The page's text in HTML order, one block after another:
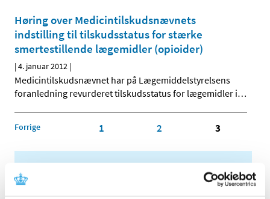
Høring over Medicintilskudsnævnets
indstilling til tilskudsstatus for stærke
smertestillende lægemidler (opioider)
|4. januar 2012 |
Medicintilskudsnævnet har på Lægemiddelstyrelsens
foranledning revurderet tilskudsstatus for lægemidler i…
Forrige 1 2 3